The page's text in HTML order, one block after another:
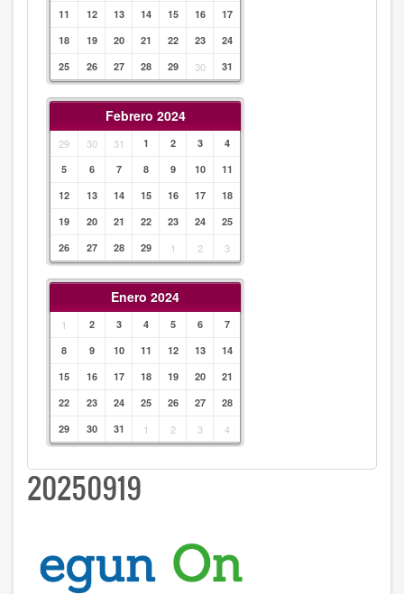
11
12 13 14 15 16
17
18
19 20 21 22 23
24
25
26 27 28 29 30 31
Febrero 2024
29 30 31 1 2 3
4
5
6 7 8 9 10
11
12
13 14 15 16 17
18
19
20 21 22 23 24
25
26
27 28 29 1 2 3
Enero 2024
1 2 3 4 5 6
7
8
9 10 11 12 13
14
15
16 17 18 19 20
21
22
23 24 25 26 27
28
29
30 31 1 2 3 4
20250919